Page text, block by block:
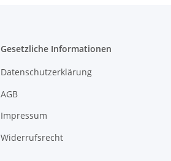
Gesetzliche Informationen
Datenschutzerklärung
AGB
Impressum
Widerrufsrecht